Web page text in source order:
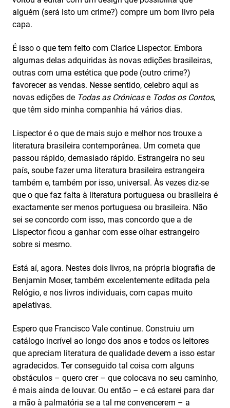
alguém (será isto um crime?) compre um bom livro pela
capa.
É isso o que tem feito com Clarice Lispector. Embora
algumas delas adquiridas às novas edições brasileiras,
outras com uma estética que pode (outro crime?)
favorecer as vendas. Nesse sentido, celebro aqui as
novas edições de Todas as Crónicase Todos os Contos,
que têm sido minha companhia há vários dias.
Lispector é o que de mais sujo e melhor nos trouxe a
literatura brasileira contemporânea. Um cometa que
passou rápido, demasiado rápido. Estrangeira no seu
país, soube fazer uma literatura brasileira estrangeira
também e, também por isso, universal. Às vezes diz-se
que o que faz falta à literatura portuguesa ou brasileira é
exactamente ser menos portuguesa ou brasileira. Não
sei se concordo com isso, mas concordo que a de
Lispector ficou a ganhar com esse olhar estrangeiro
sobre si mesmo.
Está aí, agora. Nestes dois livros, na própria biografia de
Benjamin Moser, também excelentemente editada pela
Relógio, e nos livros individuais, com capas muito
apelativas.
Espero que Francisco Vale continue. Construiu um
catálogo incrível ao longo dos anos e todos os leitores
que apreciam literatura de qualidade devem a isso estar
agradecidos. Ter conseguido tal coisa com alguns
obstáculos – quero crer – que colocava no seu caminho,
é mais ainda de louvar. Ou então – e cá estarei para dar
a mão à palmatória se a tal me convencerem – a